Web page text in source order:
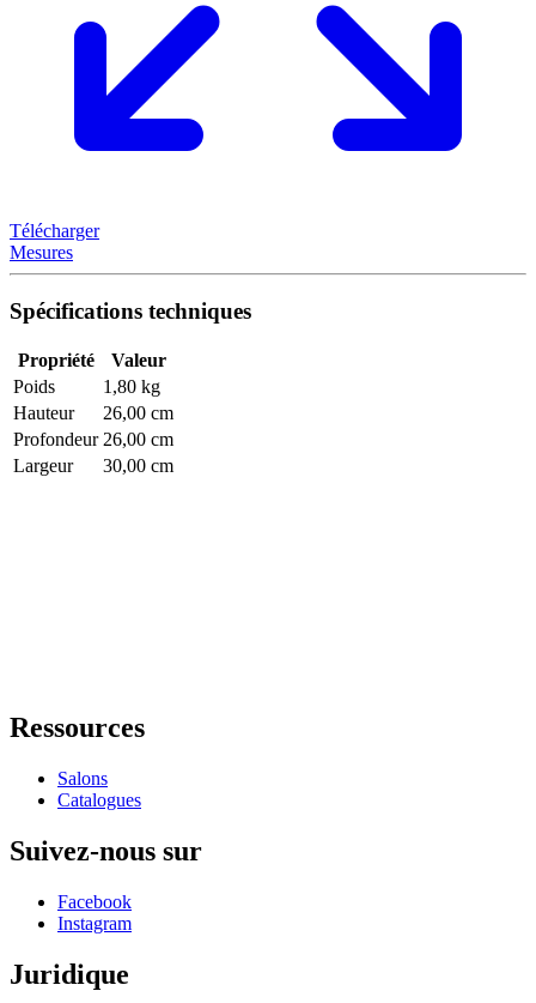
Télécharger
Mesures
Spécifications techniques
Propriété
Valeur
Poids
1,80 kg
Hauteur
26,00 cm
Profondeur 26,00 cm
Largeur
30,00 cm
Ressources
Salons
Catalogues
Suivez-nous sur
Facebook
Instagram
Juridique